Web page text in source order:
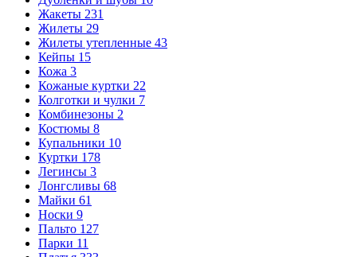
Жакеты 231
Жилеты 29
Жилеты утепленные 43
Кейпы 15
Кожа 3
Кожаные куртки 22
Колготки и чулки 7
Комбинезоны 2
Костюмы 8
Купальники 10
Куртки 178
Легинсы 3
Лонгсливы 68
Майки 61
Носки 9
Пальто 127
Парки 11